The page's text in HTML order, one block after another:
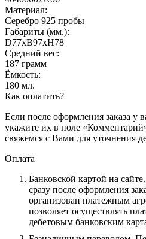
Материал:
Серебро 925 пробы
Габариты (мм.):
D77хB97хH78
Средний вес:
187 грамм
Ёмкость:
180 мл.
Как оплатить?
Если после оформления заказа у
укажите их в поле
свяжемся с Вами для уточнения
Оплата
Банковской картой на сайте.
сразу после оформления
организован платежным
позволяет осуществлять
дебетовым банковским